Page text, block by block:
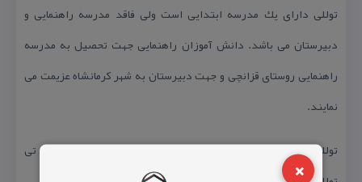
×
توللی دارای یك مدرسه ابتدایی است ولی فاقد مدرسه راهنمایی و
دبیرستان می باشد. دانش آموزان راهنمایی جهت تحصیل به مدرسه
راهنمایی روستای قزانچی و جهت دبیرستان به شهر كرمانشاه عزیمت می
نمایند.
توللی دارای دهیاری می باشد كه ساختمان دهیاری جنب مر كز آی سی تی